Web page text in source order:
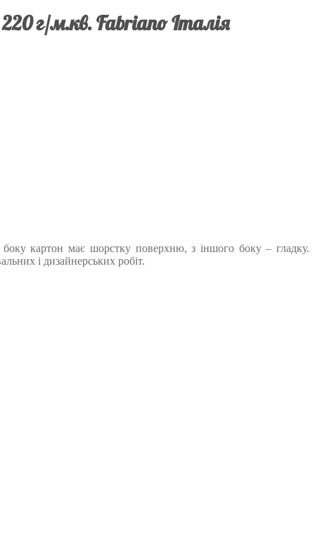
г/м.кв. Fabriano Італія
картон має шорстку поверхню, з іншого боку – гладку.
і дизайнерських робіт.